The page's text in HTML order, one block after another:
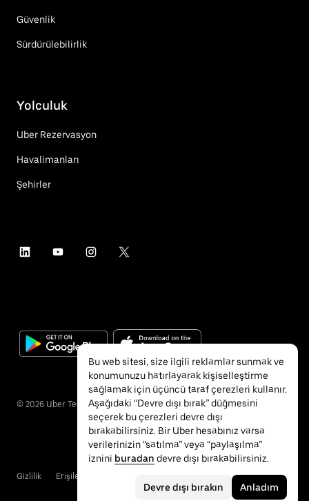
Güvenlik
Sürdürülebilirlik
Yolculuk
Uber Rezervasyon
Havalimanları
Şehirler
© 2026 Uber Technologies Inc.
Gizlilik Erişilebilirlik
Bu web sitesi, size ilgili reklamlar sunmak ve
konumunuzu hatırlayarak kişiselleştirme
sağlamak için üçüncü taraf çerezleri kullanır.
Aşağıdaki “Devre dışı bırak” düğmesini
seçerek bu çerezleri devre dışı
bırakabilirsiniz. Bir Uber hesabınız varsa
verilerinizin “satılma” veya “paylaşılma”
iznini buradan devre dışı bırakabilirsiniz.
Devre dışı bırakın Anladım